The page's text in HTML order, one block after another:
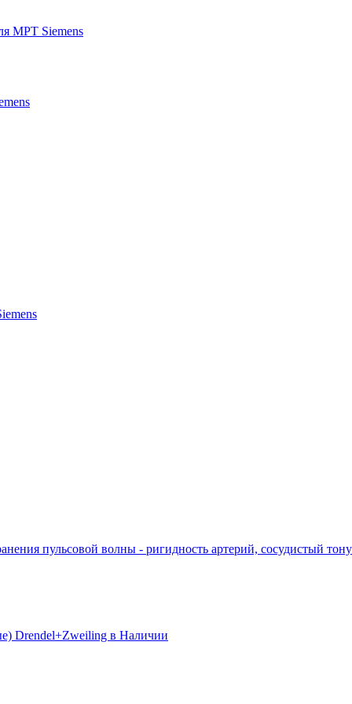
МРТ Siemens
пульсовой волны - ригидность артерий, сосудистый
Drendel+Zweiling в Наличии